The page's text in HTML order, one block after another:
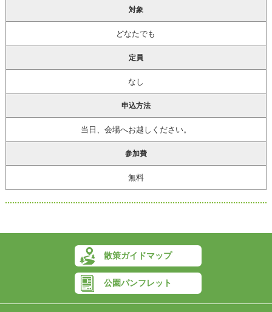
対象
どなたでも
定員
なし
申込方法
当日、会場へお越しください。
参加費
無料
散策ガイドマップ
公園パンフレット